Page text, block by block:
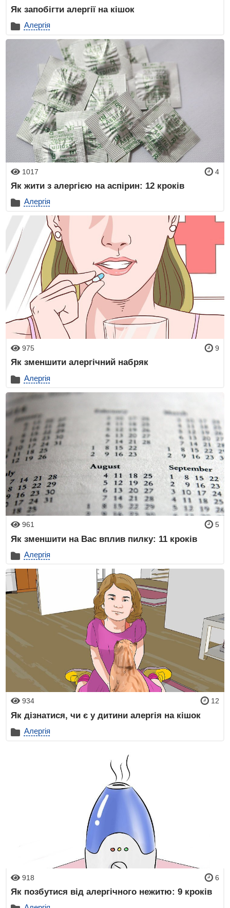
Як запобігти алергії на кішок
Алергія
1017 4
Як жити з алергією на аспірин: 12 кроків
Алергія
975 9
Як зменшити алергічний набряк
Алергія
961 5
Як зменшити на Вас вплив пилку: 11 кроків
Алергія
934 12
Як дізнатися, чи є у дитини алергія на кішок
Алергія
918 6
Як позбутися від алергічного нежитю: 9 кроків